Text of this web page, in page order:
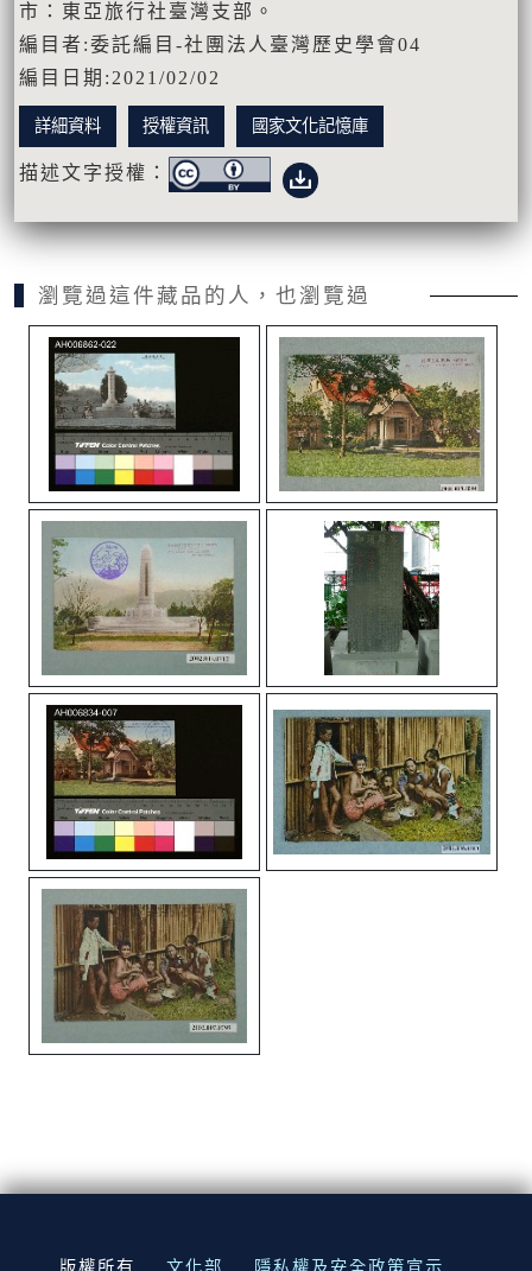
市：東亞旅行社臺灣支部。
編目者:委託編目-社團法人臺灣歷史學會04
編目日期:2021/02/02
詳細資料 授權資訊 國家文化記憶庫
描述文字授權：
瀏覽過這件藏品的人，也瀏覽過
:::